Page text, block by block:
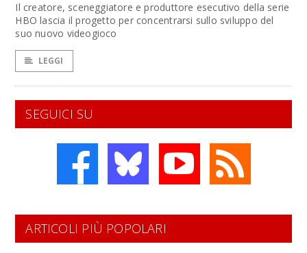
Il creatore, sceneggiatore e produttore esecutivo della serie
HBO lascia il progetto per concentrarsi sullo sviluppo del
suo nuovo videogioco
LEGGI
SEGUICI SU
ARTICOLI PIÙ POPOLARI